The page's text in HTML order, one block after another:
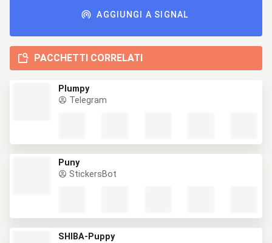
AGGIUNGI A SIGNAL
PACCHETTI CORRELATI
Plumpy
Telegram
Puny
StickersBot
SHIBA-Puppy